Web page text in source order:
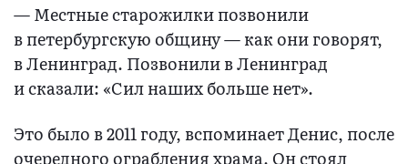
— Местные старожилки позвонили
в петербургскую общину — как они говорят,
в Ленинград. Позвонили в Ленинград
и сказали: «Cил наших больше нет».
Это было в 2011 году, вспоминает Денис, после
очередного ограбления храма. Он стоял